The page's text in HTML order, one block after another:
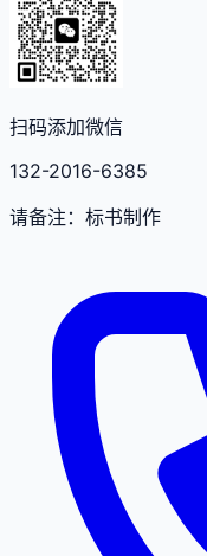
扫码添加微信
132-2016-6385
请备注：标书制作